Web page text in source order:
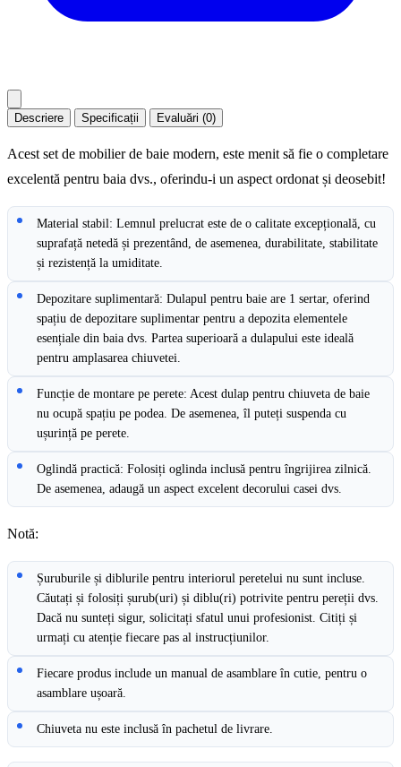
Descriere Specificații Evaluări (0)
Acest set de mobilier de baie modern, este menit să fie o completare
excelentă pentru baia dvs., oferindu-i un aspect ordonat și deosebit!
Material stabil: Lemnul prelucrat este de o calitate excepțională, cu
suprafață netedă și prezentând, de asemenea, durabilitate, stabilitate
și rezistență la umiditate.
Depozitare suplimentară: Dulapul pentru baie are 1 sertar, oferind
spațiu de depozitare suplimentar pentru a depozita elementele
esențiale din baia dvs. Partea superioară a dulapului este ideală
pentru amplasarea chiuvetei.
Funcție de montare pe perete: Acest dulap pentru chiuveta de baie
nu ocupă spațiu pe podea. De asemenea, îl puteți suspenda cu
ușurință pe perete.
Oglindă practică: Folosiți oglinda inclusă pentru îngrijirea zilnică.
De asemenea, adaugă un aspect excelent decorului casei dvs.
Notă:
Șuruburile și diblurile pentru interiorul peretelui nu sunt incluse.
Căutați și folosiți șurub(uri) și diblu(ri) potrivite pentru pereții dvs.
Dacă nu sunteți sigur, solicitați sfatul unui profesionist. Citiți și
urmați cu atenție fiecare pas al instrucțiunilor.
Fiecare produs include un manual de asamblare în cutie, pentru o
asamblare ușoară.
Chiuveta nu este inclusă în pachetul de livrare.